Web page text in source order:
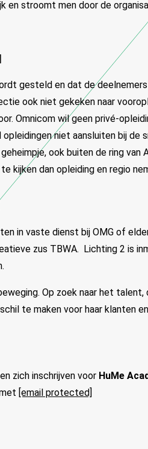
en stroomt men door de
gesteld en dat de
ook niet gekeken naar
Omnicom wil geen privé-
niet aansluiten bij de
ook buiten de ring
kijken dan opleiding en regio
in vaste dienst bij OMG of
zus TBWA. Lichting 2 is
Op zoek naar het talent,
te maken voor haar klanten
zich inschrijven voor HuMe
[email protected]